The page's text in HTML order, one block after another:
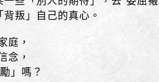
叛」自己的真心。
庭，
念，
」嗎？